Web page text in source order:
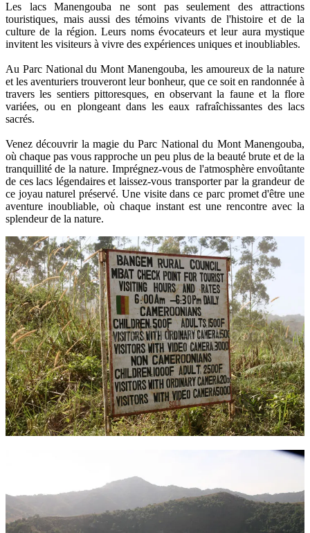
Les lacs Manengouba ne sont pas seulement des attractions
touristiques, mais aussi des témoins vivants de l'histoire et de la
culture de la région. Leurs noms évocateurs et leur aura mystique
invitent les visiteurs à vivre des expériences uniques et inoubliables.
Au Parc National du Mont Manengouba, les amoureux de la nature
et les aventuriers trouveront leur bonheur, que ce soit en randonnée à
travers les sentiers pittoresques, en observant la faune et la flore
variées, ou en plongeant dans les eaux rafraîchissantes des lacs
sacrés.
Venez découvrir la magie du Parc National du Mont Manengouba,
où chaque pas vous rapproche un peu plus de la beauté brute et de la
tranquillité de la nature. Imprégnez-vous de l'atmosphère envoûtante
de ces lacs légendaires et laissez-vous transporter par la grandeur de
ce joyau naturel préservé. Une visite dans ce parc promet d'être une
aventure inoubliable, où chaque instant est une rencontre avec la
splendeur de la nature.